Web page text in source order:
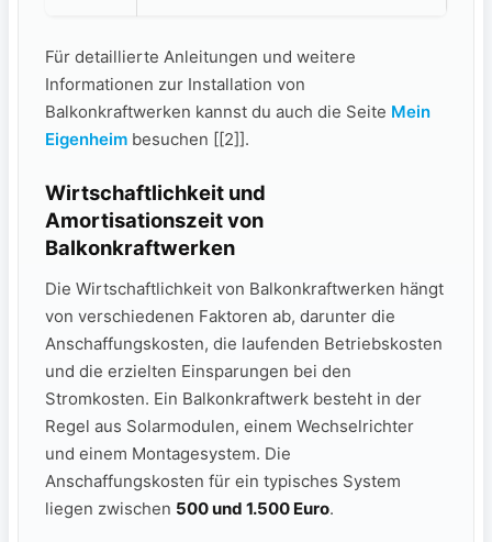
Für detaillierte Anleitungen und weitere‌
Informationen zur Installation⁣ von‍
Balkonkraftwerken kannst du auch die Seite Mein
Eigenheim besuchen [[2]].
Wirtschaftlichkeit​ und
Amortisationszeit von
Balkonkraftwerken
Die Wirtschaftlichkeit⁢ von Balkonkraftwerken hängt
von verschiedenen ⁢Faktoren ab, darunter ⁢die
Anschaffungskosten, die laufenden Betriebskosten
und die erzielten Einsparungen bei den
Stromkosten. Ein Balkonkraftwerk besteht in der
Regel aus Solarmodulen, einem Wechselrichter
und einem Montagesystem. Die
Anschaffungskosten für ein typisches System
liegen zwischen 500 und‍ 1.500 Euro.